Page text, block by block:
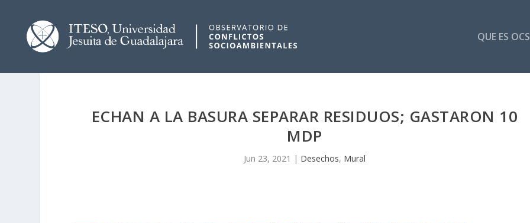
QUE ES
ECHAN A LA BASURA SEPARAR RESIDUOS; GASTARON 10
MDP
Jun 23, 2021 | Desechos, Mural